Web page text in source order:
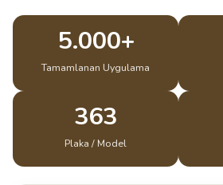
5.000+
Tamamlanan Uygulama
363
Plaka / Model